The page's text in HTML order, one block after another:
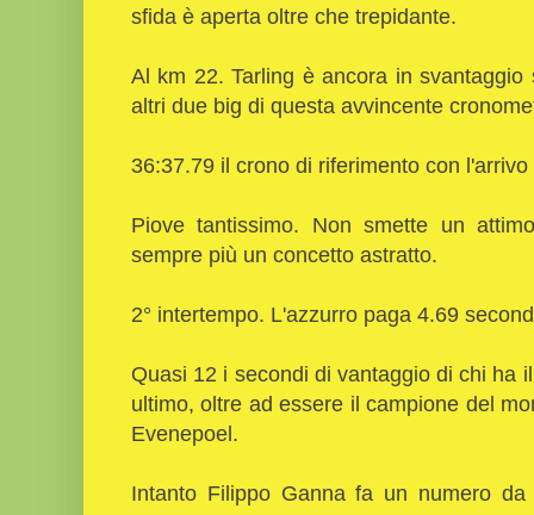
sfida è aperta oltre che trepidante.
Al km 22. Tarling è ancora in
altri due big di questa avvincente
36:37.79 il crono di riferimento con
Piove tantissimo. Non smette un
sempre più un concetto astratto.
2° intertempo. L'azzurro paga 4.69
Quasi 12 i secondi di vantaggio di chi ha
ultimo, oltre ad essere il campione del
Evenepoel.
Intanto Filippo Ganna fa un numero